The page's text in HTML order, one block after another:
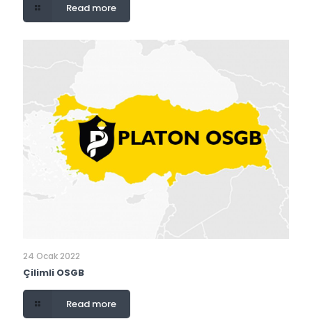
Read more
24 Ocak 2022
Çilimli OSGB
Read more